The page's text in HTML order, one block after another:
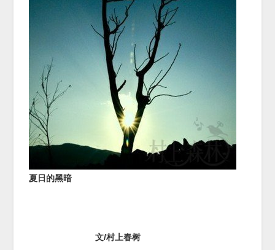
夏日的黑暗
文/村上春树